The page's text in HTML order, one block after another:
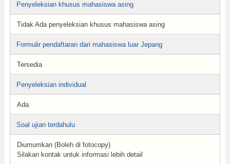
Penyeleksian khusus mahasiswa asing
Tidak Ada penyeleksian khusus mahasiswa asing
Formulir pendaftaran dari mahasiswa luar Jepang
Tersedia
Penyeleksian individual
Ada
Soal ujian terdahulu
Diumumkan (Boleh di fotocopy)
Silakan kontak untuk informasi lebih detail